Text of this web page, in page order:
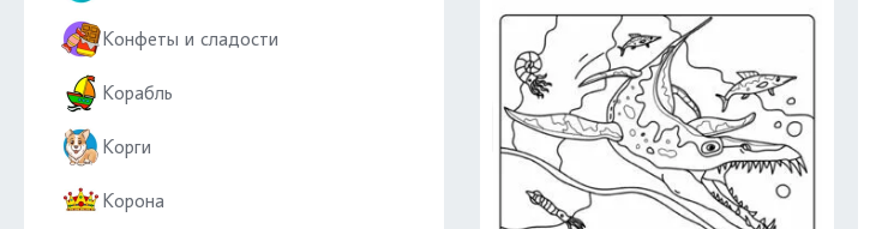
Конфеты и сладости
Корабль
Корги
Корона